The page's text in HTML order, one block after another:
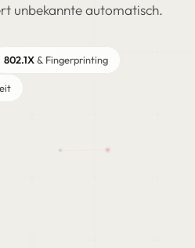
unbekannte automatisch.
802.1X& Fingerprinting